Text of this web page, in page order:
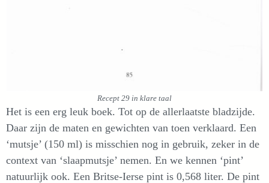
Recept 29 in klare taal
Het is een erg leuk boek. Tot op de allerlaatste bladzijde.
Daar zijn de maten en gewichten van toen verklaard. Een
‘mutsje’ (150 ml) is misschien nog in gebruik, zeker in de
context van ‘slaapmutsje’ nemen. En we kennen ‘pint’
natuurlijk ook. Een Britse-Ierse pint is 0,568 liter. De pint